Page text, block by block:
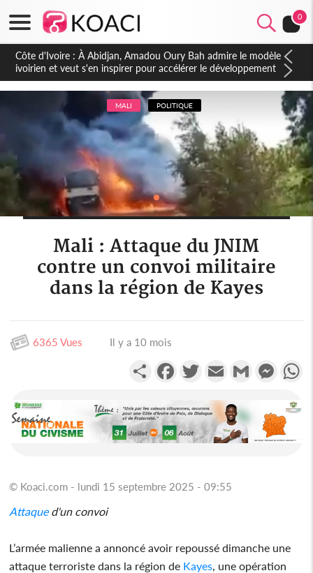
0
Côte d'Ivoire : 23 milliards FCFA de la France pour le métro
d'Abidjan et les Agoras : un nouveau coup d'accélérateur aux
projets structurants
MALI POLITIQUE
Mali : Attaque du JNIM
contre un convoi militaire
dans la région de Kayes
6365 Vues Il y a 10 mois
PartagerFacebookTwitterEmail Gmail
© Koaci.com - lundi 15 septembre 2025 - 09:55
Attaqued'un convoi
L’armée malienne a annoncé avoir repoussé dimanche une
attaque terroriste dans la région de Kayes, une opération